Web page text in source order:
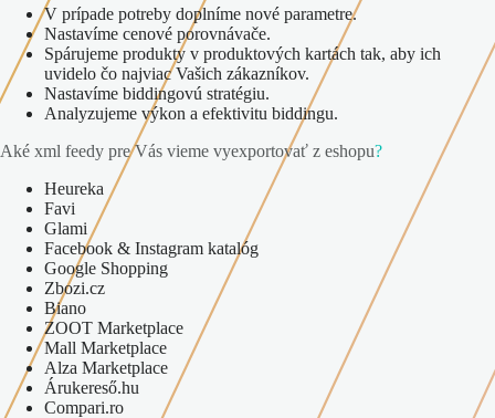
V prípade potreby doplníme nové parametre.
Nastavíme cenové porovnávače.
Spárujeme produkty v produktových kartách tak, aby ich
uvidelo čo najviac Vašich zákazníkov.
Nastavíme biddingovú stratégiu.
Analyzujeme výkon a efektivitu biddingu.
Aké xml feedy pre Vás vieme vyexportovať z eshopu?
Heureka
Favi
Glami
Facebook & Instagram katalóg
Google Shopping
Zbozi.cz
Biano
ZOOT Marketplace
Mall Marketplace
Alza Marketplace
Árukereső.hu
Compari.ro